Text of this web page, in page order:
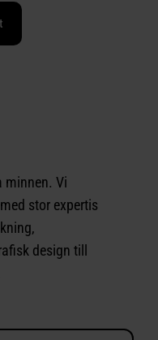
minnen. Vi
stor expertis
design till